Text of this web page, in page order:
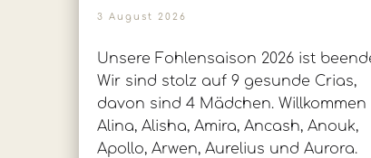
3 August 2026
Unsere Fohlensaison 2026 ist
Wir sind stolz auf 9 gesunde Crias,
davon sind 4 Mädchen. Willkommen
Alina, Alisha, Amira, Ancash, Anouk,
Apollo, Arwen, Aurelius und Aurora.